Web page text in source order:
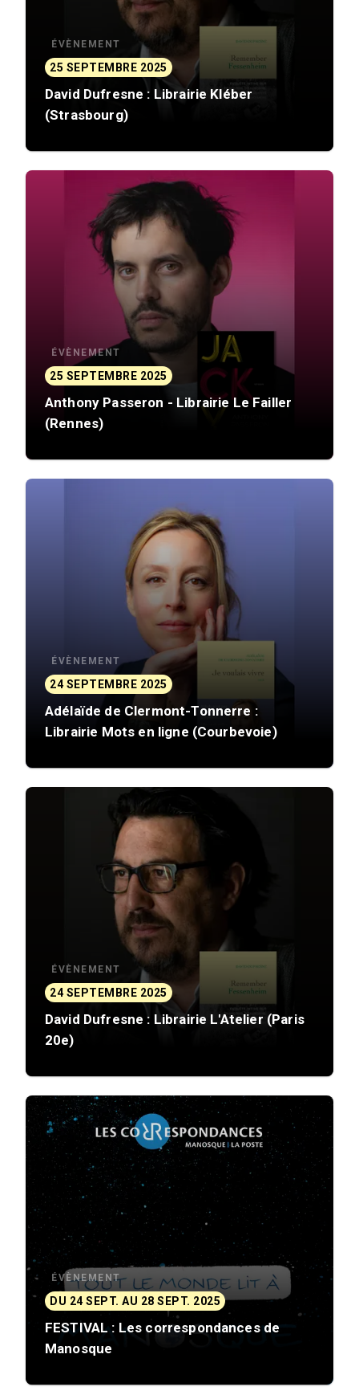
ÉVÈNEMENT
25 SEPTEMBRE 2025
David Dufresne : Librairie Kléber
(Strasbourg)
ÉVÈNEMENT
25 SEPTEMBRE 2025
Anthony Passeron - Librairie Le Failler
(Rennes)
ÉVÈNEMENT
24 SEPTEMBRE 2025
Adélaïde de Clermont-Tonnerre :
Librairie Mots en ligne (Courbevoie)
ÉVÈNEMENT
24 SEPTEMBRE 2025
David Dufresne : Librairie L'Atelier (Paris
20e)
ÉVÈNEMENT
DU 24 SEPT. AU 28 SEPT. 2025
FESTIVAL : Les correspondances de
Manosque